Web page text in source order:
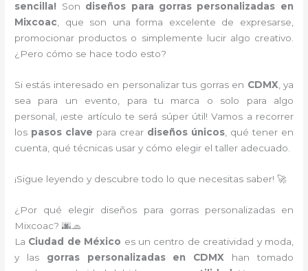
sencilla! Son diseños para gorras personalizadas en
Mixcoac, que son una forma excelente de expresarse,
promocionar productos o simplemente lucir algo creativo.
¿Pero cómo se hace todo esto?
Si estás interesado en personalizar tus gorras en CDMX , ya
sea para un evento, para tu marca o solo para algo
personal, ¡este artículo te será súper útil! Vamos a recorrer
los pasos clave para crear diseños únicos , qué tener en
cuenta, qué técnicas usar y cómo elegir el taller adecuado.
¡Sigue leyendo y descubre todo lo que necesitas saber! 🚀
¿Por qué elegir diseños para gorras personalizadas en
Mixcoac? 🌆🧢
La Ciudad de México es un centro de creatividad y moda,
y las gorras personalizadas en CDMX han tomado